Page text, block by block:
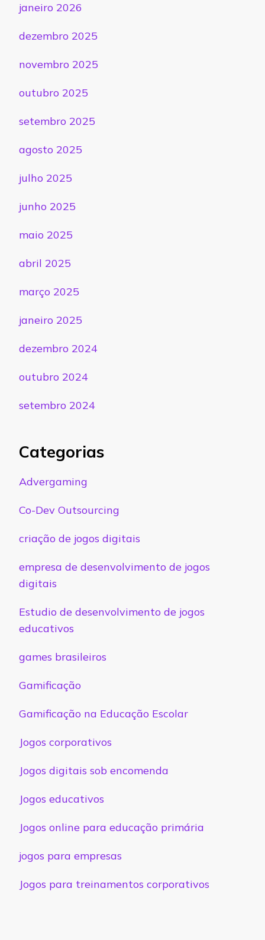
janeiro 2026
dezembro 2025
novembro 2025
outubro 2025
setembro 2025
agosto 2025
julho 2025
junho 2025
maio 2025
abril 2025
março 2025
janeiro 2025
dezembro 2024
outubro 2024
setembro 2024
Categorias
Advergaming
Co-Dev Outsourcing
criação de jogos digitais
empresa de desenvolvimento de jogos
digitais
Estudio de desenvolvimento de jogos
educativos
games brasileiros
Gamificação
Gamificação na Educação Escolar
Jogos corporativos
Jogos digitais sob encomenda
Jogos educativos
Jogos online para educação primária
jogos para empresas
Jogos para treinamentos corporativos